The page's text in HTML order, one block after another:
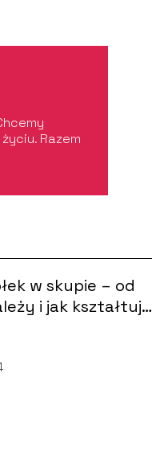
Razem
w skupie – od
i jak kształtuje